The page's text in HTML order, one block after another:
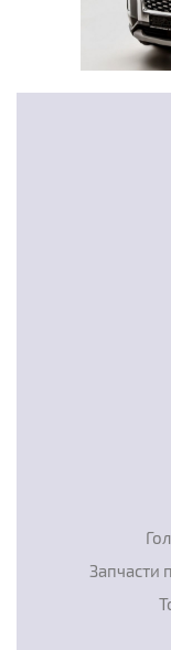
Запчасти